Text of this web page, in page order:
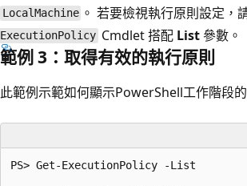
LocalMachine 。 若要檢視執行原則設定，
ExecutionPolicy Cmdlet 搭配 List參數。
範例 3：取得有效的執行原則
此範例示範如何顯示PowerShell工作階段
PS> Get-ExecutionPolicy -List